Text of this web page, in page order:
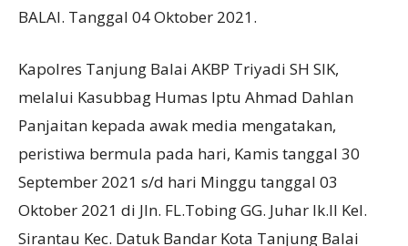
BALAI. Tanggal 04 Oktober 2021.
Kapolres Tanjung Balai AKBP Triyadi SH SIK,
melalui Kasubbag Humas Iptu Ahmad Dahlan
Panjaitan kepada awak media mengatakan,
peristiwa bermula pada hari, Kamis tanggal 30
September 2021 s/d hari Minggu tanggal 03
Oktober 2021 di Jln. FL.Tobing GG. Juhar lk.II Kel.
Sirantau Kec. Datuk Bandar Kota Tanjung Balai